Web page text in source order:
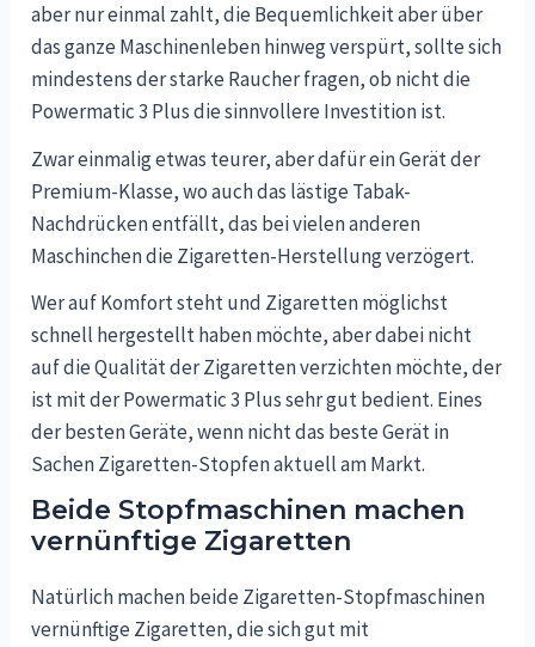
aber nur einmal zahlt, die Bequemlichkeit aber über
das ganze Maschinenleben hinweg verspürt, sollte sich
mindestens der starke Raucher fragen, ob nicht die
Powermatic 3 Plus die sinnvollere Investition ist.
Zwar einmalig etwas teurer, aber dafür ein Gerät der
Premium-Klasse, wo auch das lästige Tabak-
Nachdrücken entfällt, das bei vielen anderen
Maschinchen die Zigaretten-Herstellung verzögert.
Wer auf Komfort steht und Zigaretten möglichst
schnell hergestellt haben möchte, aber dabei nicht
auf die Qualität der Zigaretten verzichten möchte, der
ist mit der Powermatic 3 Plus sehr gut bedient. Eines
der besten Geräte, wenn nicht das beste Gerät in
Sachen Zigaretten-Stopfen aktuell am Markt.
Beide Stopfmaschinen machen
vernünftige Zigaretten
Natürlich machen beide Zigaretten-Stopfmaschinen
vernünftige Zigaretten, die sich gut mit